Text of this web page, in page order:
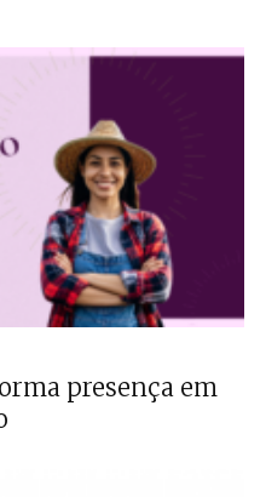
presença em